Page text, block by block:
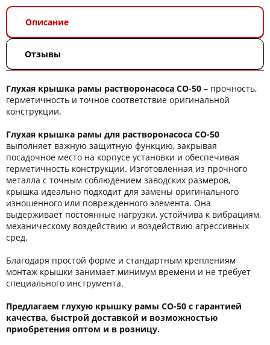
Описание
Отзывы
Глухая крышка рамы растворонасоса СО-50 – прочность,
герметичность и точное соответствие оригинальной
конструкции.
Глухая крышка рамы для растворонасоса СО-50
выполняет важную защитную функцию, закрывая
посадочное место на корпусе установки и обеспечивая
герметичность конструкции. Изготовленная из прочного
металла с точным соблюдением заводских размеров,
крышка идеально подходит для замены оригинального
изношенного или поврежденного элемента. Она
выдерживает постоянные нагрузки, устойчива к вибрациям,
механическому воздействию и воздействию агрессивных
сред.
Благодаря простой форме и стандартным креплениям
монтаж крышки занимает минимум времени и не требует
специального инструмента.
Предлагаем глухую крышку рамы СО-50 с гарантией
качества, быстрой доставкой и возможностью
приобретения оптом и в розницу.